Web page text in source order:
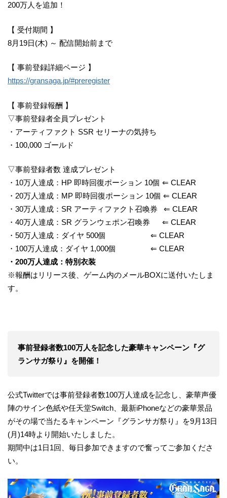
200万人を追加！
【 受付期間 】
8月19日(木) ～ 配信開始前まで
【 事前登録詳細ページ 】
https://gransaga.jp/#preregister
【 事前登録報酬 】
▽事前登録者全員プレゼント
・アーティファクト SSR セリーナの気持ち
・100,000 ゴールド
▽事前登録者数 達成プレゼント
・10万人達成：HP 即時回復ポーション 10個 ⇐ CLEAR
・20万人達成：MP 即時回復ポーション 10個 ⇐ CLEAR
・30万人達成：SR アーティファクト召喚券 ⇐ CLEAR
・40万人達成：SR グランウェポン召喚券 ⇐ CLEAR
・50万人達成：ダイヤ 500個 ⇐ CLEAR
・100万人達成：ダイヤ 1,000個 ⇐ CLEAR
・200万人達成：特別衣装
※報酬はリリース後、ゲーム内のメールBOXに送付いたしま
す。
事前登録者数100万人を記念した豪華キャンペーン『グ
ランサガ祭り』を開催！
公式Twitterでは事前登録者数100万人達成を記念し、豪華声優
陣のサイン色紙や任天堂Switch、最新iPhoneなどの豪華景品
がその場で当たるキャンペーン『グランサガ祭り』を9月13日
(月)14時より開始いたしました。
期間中は1日1回、毎日参加できますので奮ってご参加くださ
い。